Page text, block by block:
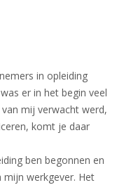
in opleiding
er in het begin veel
mij verwacht werd,
komt je daar
ben begonnen en
mijn werkgever. Het